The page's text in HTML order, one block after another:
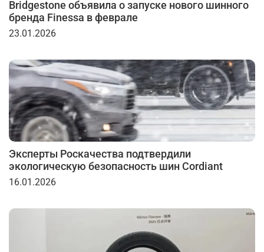
Bridgestone объявила о запуске нового шинного
бренда Finessa в феврале
23.01.2026
Эксперты Роскачества подтвердили
экологическую безопасность шин Cordiant
16.01.2026